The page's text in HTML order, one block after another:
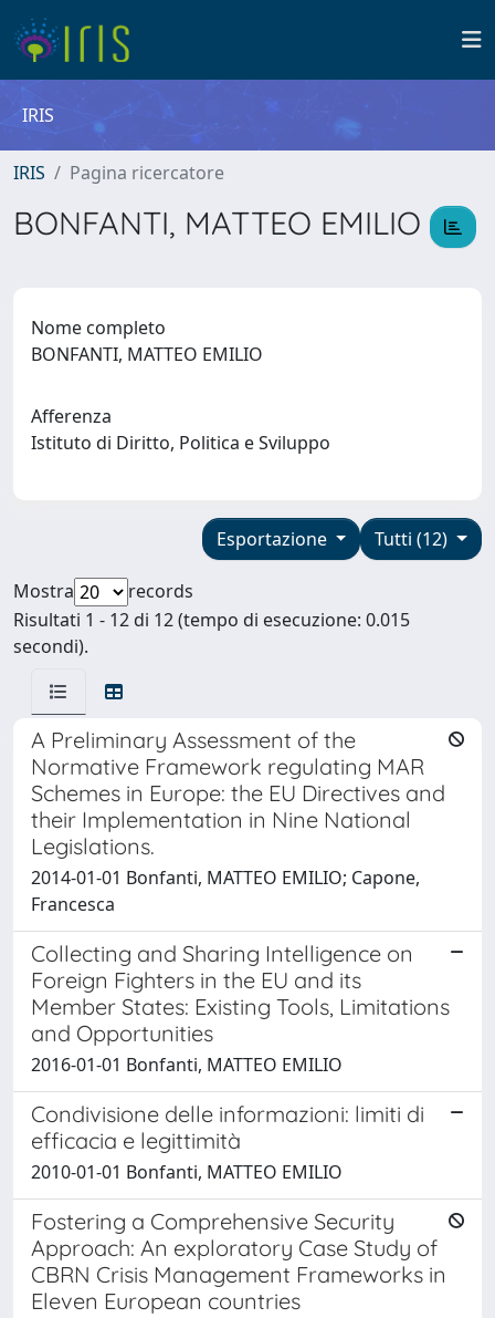
IRIS
IRIS Pagina ricercatore
BONFANTI, MATTEO EMILIO
Nome completo
BONFANTI, MATTEO EMILIO
Afferenza
Istituto di Diritto, Politica e Sviluppo
Tutti (12)
Esportazione
Mostra
records
Risultati 1 - 12 di 12 (tempo di esecuzione: 0.015
secondi).
A Preliminary Assessment of the
Normative Framework regulating MAR
Schemes in Europe: the EU Directives and
their Implementation in Nine National
Legislations.
2014-01-01 Bonfanti, MATTEO EMILIO; Capone,
Francesca
Collecting and Sharing Intelligence on
Foreign Fighters in the EU and its
Member States: Existing Tools, Limitations
and Opportunities
2016-01-01 Bonfanti, MATTEO EMILIO
Condivisione delle informazioni: limiti di
efficacia e legittimità
2010-01-01 Bonfanti, MATTEO EMILIO
Fostering a Comprehensive Security
Approach: An exploratory Case Study of
CBRN Crisis Management Frameworks in
Eleven European countries